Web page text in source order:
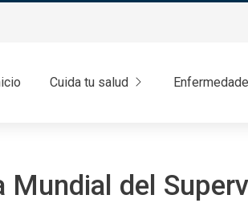
Cuida tu salud
Mundial del